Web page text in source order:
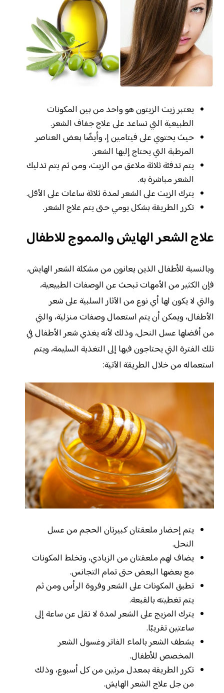
يعتبر زيت الزيتون هو واحد من بين المكونات
الطبيعية التي تساعد على علاج جفاف الشعر.
حيث يحتوي على فيتامين إ، وأيضًا بعض العناصر
المرطبة التي يحتاج إليها الشعر.
يتم تدفئة ثلاثة ملاعق من الزيت، ومن ثم يتم تدليك
الشعر مباشرة به.
يترك الزيت على الشعر لمدة ثلاثة ساعات على الأقل.
تكرر الطريقة بشكل يومي حتى يتم علاج الشعر.
علاج الشعر الهايش والمموج للاطفال
وبالنسبة للأطفال الذين يعانون من مشكلة الشعر الهايش،
فإن الكثير من الأمهات تبحث عن الوصفات الطبيعية،
والتي لا يكون لها أي نوع من الآثار السلبية على شعر
الأطفال، ويمكن أن يتم استعمال وصفات منزلية، والتي
من أفضلها عسل النحل، وذلك لأنه يغذي شعر الأطفال في
تلك الفترة التي يحتاجون فيها إلى التغذية السليمة، ويتم
استعماله من خلال الطريقة الآتية:
يتم إحضار ملعقتان كبيرتان الحجم من عسل
النحل.
يضاف لهم ملعقتان من الزبادي، وتخلط المكونات
مع بعضها البعض حتى تمام التجانس.
تطبق المكونات على الشعر وفروة الرأس ومن ثم
يتم تغطيته بالقبعة.
يترك المزيج على الشعر لمدة لا تقل عن ساعة إلى
ساعتين تقريبًا.
يشطف الشعر بالماء الفاتر وغسول الشعر
المخصص للأطفال.
تكرر الطريقة بمعدل مرتين من كل أسبوع، وذلك
من جل علاج الشعر الهايش.